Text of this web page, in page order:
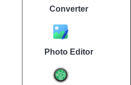
Converter
Photo Editor